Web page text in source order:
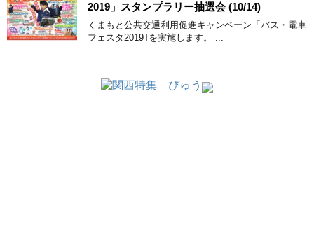
2019」スタンプラリー抽選会 (10/14)
くまもと公共交通利用促進キャンペーン「バス・電車
フェスタ2019｣を実施します。 ...